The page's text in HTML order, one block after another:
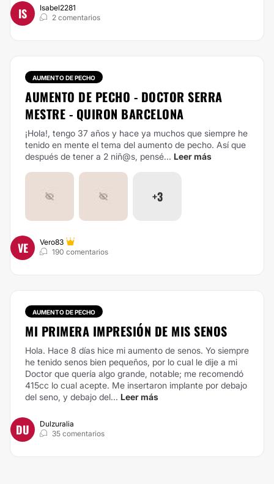
IS
Isabel2281
2 comentarios
AUMENTO DE PECHO
AUMENTO DE PECHO - DOCTOR SERRA
MESTRE - QUIRON BARCELONA
¡Hola!, tengo 37 años y hace ya muchos que siempre he
tenido en mente el tema del aumento de pecho. Así que
después de tener a 2 niñ@s, pensé... Leer más
+3
VE
Vero83
190 comentarios
AUMENTO DE PECHO
MI PRIMERA IMPRESIÓN DE MIS SENOS
Hola. Hace 8 días hice mi aumento de senos. Yo siempre
he tenido senos bien pequeños, por lo cual le dije a mi
Doctor que quería algo grande, notable; me recomendó
415cc lo cual acepte. Me insertaron implante por debajo
del seno, y debajo del... Leer más
DU
Dulzuralia
35 comentarios